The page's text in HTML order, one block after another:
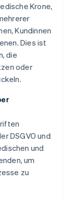
Krone,
Kundinnen
Dies ist
die
oder
DSGVO und
und
um
zu